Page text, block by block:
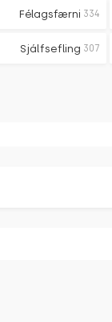
Félagsfærni 334
Sjálfsefling 307